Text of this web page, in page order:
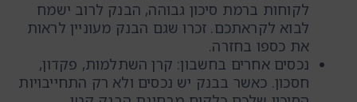
לקוחות ברמת סיכון גבוהה, הבנק לרוב ישמח
לבוא לקראתכם. זכרו שגם הבנק מעוניין לראות
את כספו בחזרה.
נכסים אחרים בחשבון: קרן השתלמות, פקדון,
חסכון. כאשר בבנק יש נכסים ולא רק התחייבויות